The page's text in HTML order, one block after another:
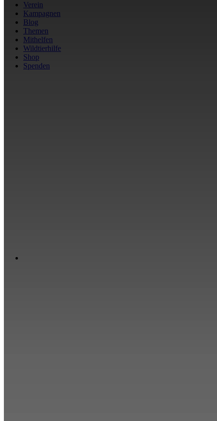
Verein
Kampagnen
Blog
Themen
Mithelfen
Wildtierhilfe
Shop
Spenden